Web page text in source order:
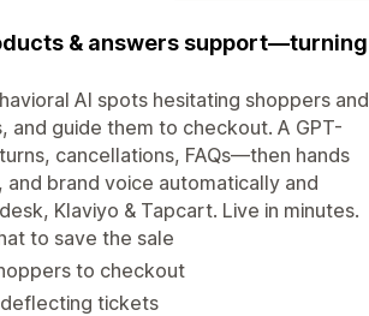
& answers support—turning
AI spots hesitating shoppers and
guide them to checkout. A GPT-
cancellations, FAQs—then hands
brand voice automatically and
Klaviyo & Tapcart. Live in minutes.
to save the sale
to checkout
tickets